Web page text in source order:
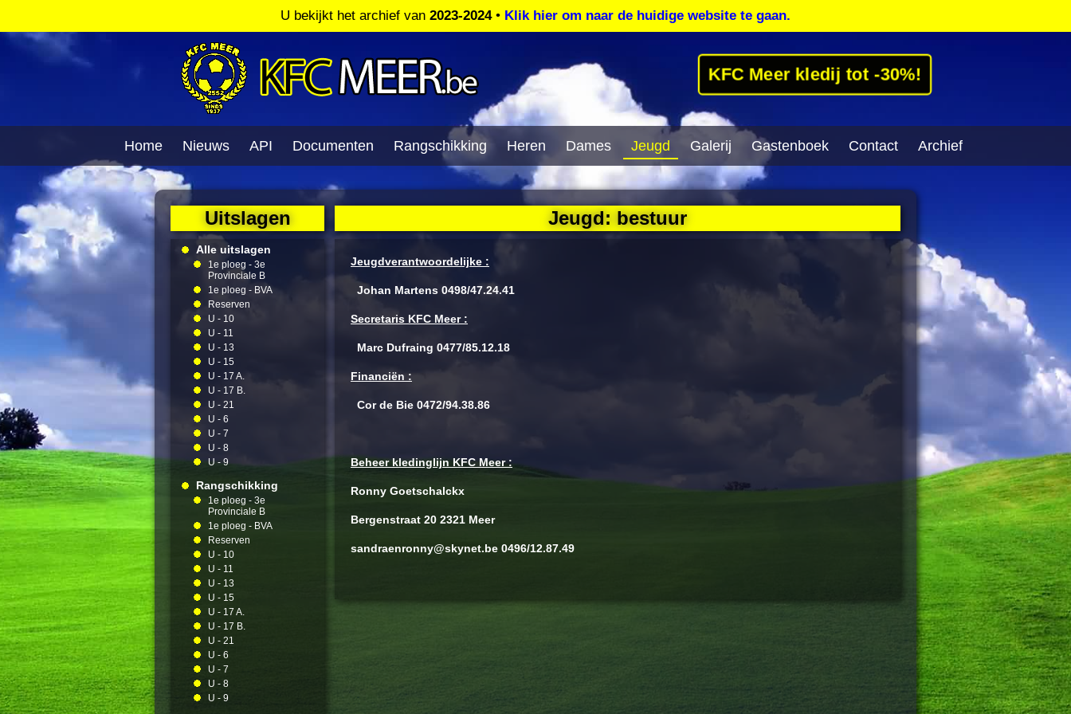
U bekijkt het archief van 2023-2024• Klik hier om naar de huidige website te gaan.
KFC Meer kledij tot -30%!
Home Nieuws API Documenten Rangschikking Heren Dames Jeugd Galerij Gastenboek Contact Archief
Uitslagen
Alle uitslagen
1e ploeg - 3e
Provinciale B
1e ploeg - BVA
Reserven
U - 10
U - 11
U - 13
U - 15
U - 17 A.
U - 17 B.
U - 21
U - 6
U - 7
U - 8
U - 9
Rangschikking
1e ploeg - 3e
Provinciale B
1e ploeg - BVA
Reserven
U - 10
U - 11
U - 13
U - 15
U - 17 A.
U - 17 B.
U - 21
U - 6
U - 7
U - 8
U - 9
Jeugd: bestuur
Jeugdverantwoordelijke :
Johan Martens 0498/47.24.41
Secretaris KFC Meer :
Marc Dufraing 0477/85.12.18
Financiën :
Cor de Bie 0472/94.38.86
Beheer kledinglijn KFC Meer :
Ronny Goetschalckx
Bergenstraat 20 2321 Meer
sandraenronny@skynet.be 0496/12.87.49